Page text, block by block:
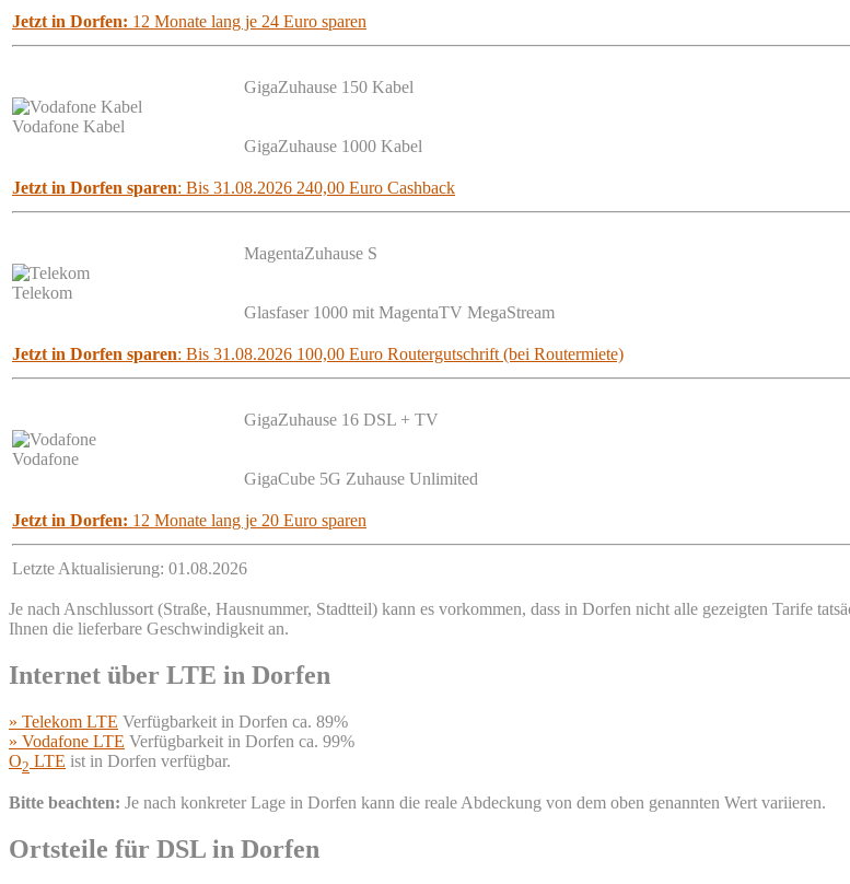
Jetzt in Dorfen: 12 Monate lang je 24 Euro sparen
Vodafone Kabel
GigaZuhause 150 Kabel
GigaZuhause 1000 Kabel
Jetzt in Dorfen sparen: Bis 31.08.2026 240,00 Euro Cashback
Telekom
MagentaZuhause S
Glasfaser 1000 mit MagentaTV MegaStream
Jetzt in Dorfen sparen: Bis 31.08.2026 100,00 Euro Routergutschrift (bei Routermiete)
Vodafone
GigaZuhause 16 DSL + TV
GigaCube 5G Zuhause Unlimited
Jetzt in Dorfen: 12 Monate lang je 20 Euro sparen
Letzte Aktualisierung: 01.08.2026
Je nach Anschlussort (Straße, Hausnummer, Stadtteil) kann es vorkommen, dass in Dorfen nicht alle gezeigten Tarife
Ihnen die lieferbare Geschwindigkeit an.
Internet über LTE in Dorfen
» Telekom LTE Verfügbarkeit in Dorfen ca. 89%
» Vodafone LTE Verfügbarkeit in Dorfen ca. 99%
O2 LTE ist in Dorfen verfügbar.
Bitte beachten: Je nach konkreter Lage in Dorfen kann die reale Abdeckung von dem oben genannten Wert variieren.
Ortsteile für DSL in Dorfen